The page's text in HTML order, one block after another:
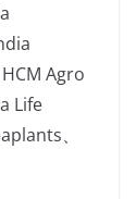
Agro
Life
、